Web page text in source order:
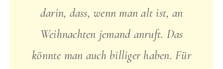
darin, dass, wenn man alt ist, an
Weihnachten jemand anruft. Das
könnte man auch billiger haben. Für